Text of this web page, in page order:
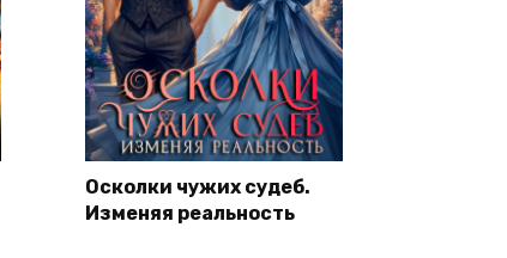
Осколки чужих судеб.
Изменяя реальность